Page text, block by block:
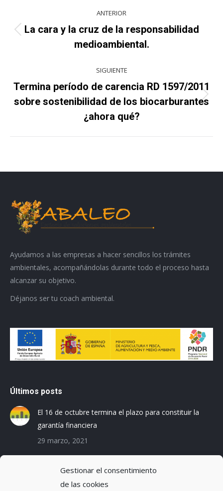
Gestionar el consentimiento
de las cookies
entre
publicaciones
ANTERIOR
Publicación
anterior:
La cara y la cruz de la responsabilidad
medioambiental.
SIGUIENTE
Publicación
siguiente:
Termina período de carencia RD 1597/2011
sobre sostenibilidad de los biocarburantes
¿ahora qué?
Ayudamos a las empresas a hacer sencillos los trámites
ambientales, acompañándolas durante todo el proceso hasta
alcanzar su objetivo.
Déjanos ser tu coach ambiental.
Últimos posts
El 16 de octubre termina el plazo para constituir la
garantía financiera
29 marzo, 2021
de la Huella de Carbono